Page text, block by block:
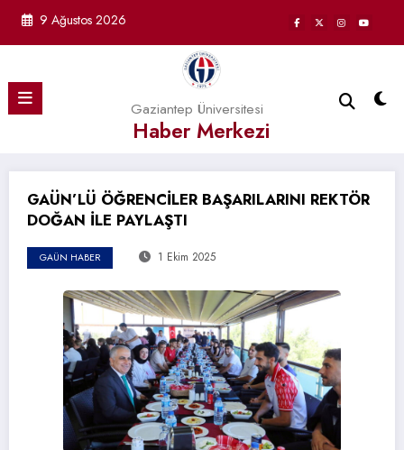
9 Ağustos 2026
Gaziantep Üniversitesi
Haber Merkezi
GAÜN’LÜ ÖĞRENCİLER BAŞARILARINI REKTÖR
DOĞAN İLE PAYLAŞTI
GAÜN HABER 1 Ekim 2025